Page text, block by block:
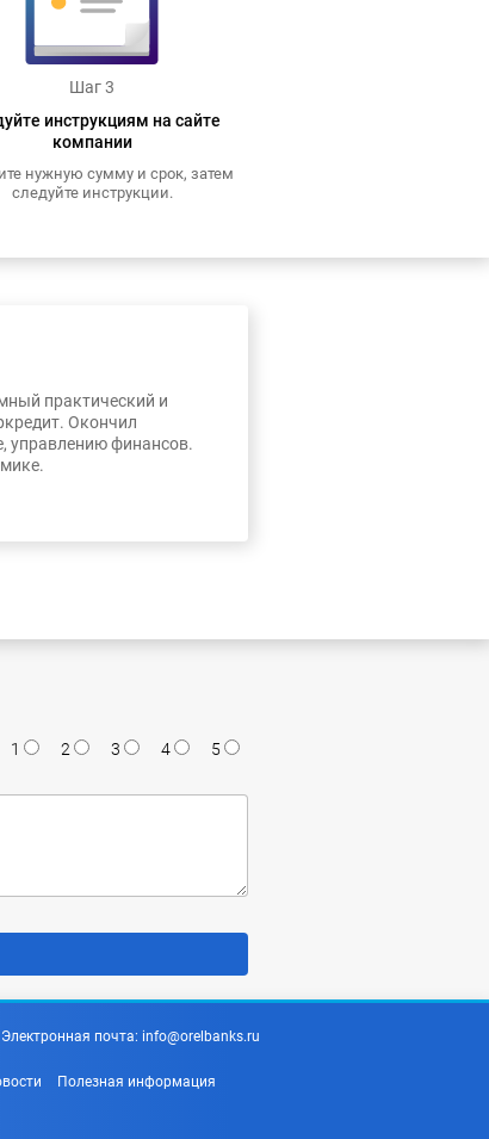
Шаг 3
инструкциям на сайте
компании
нужную сумму и срок, затем
следуйте инструкции.
практический и
Окончил
управлению финансов.
1 2 3 4 5
Электронная почта: info@orelbanks.ru
Полезная информация